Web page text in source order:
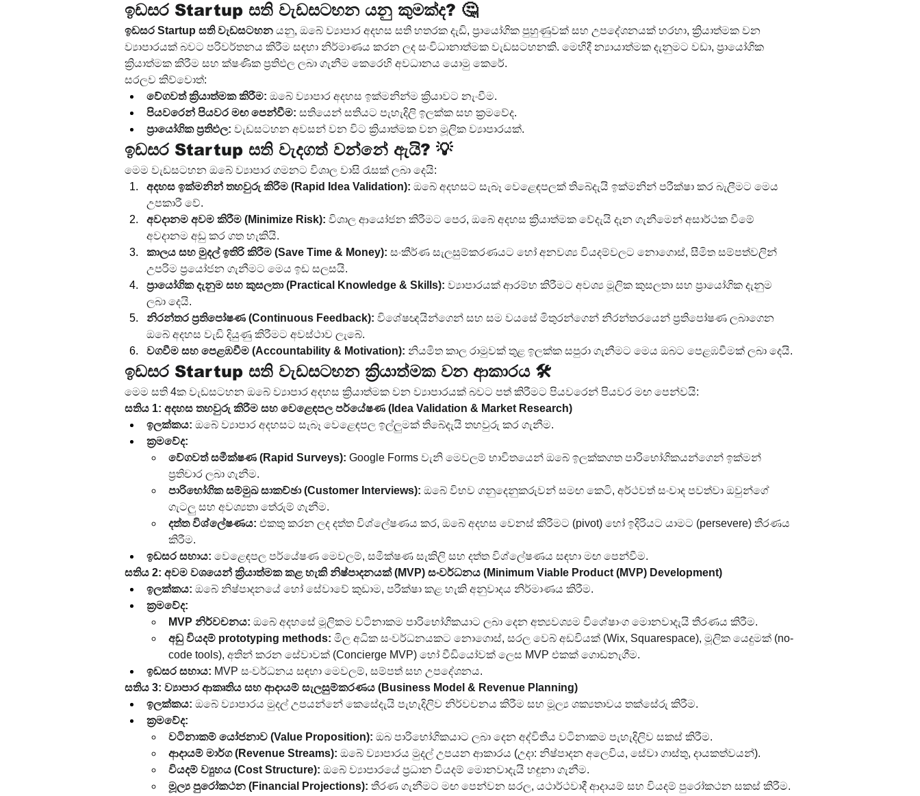
ඉඩසර Startup සති වැඩසටහන යනු කුමක්ද? 🤔
ඉඩසර Startup සති වැඩසටහන යනු, ඔබේ ව්‍යාපාර අදහස සති හතරක දැඩි, ප්‍රායෝගික පුහුණුවක් සහ උපදේශනයක් හරහා, ක්‍රියාත්මක වන
ව්‍යාපාරයක් බවට පරිවර්තනය කිරීම සඳහා නිර්මාණය කරන ලද සංවිධානාත්මක වැඩසටහනකි. මෙහිදී න්‍යායාත්මක දැනුමට වඩා, ප්‍රායෝගික
ක්‍රියාත්මක කිරීම සහ ක්ෂණික ප්‍රතිඵල ලබා ගැනීම කෙරෙහි අවධානය යොමු කෙරේ.
සරලව කිව්වොත්:
වේගවත් ක්‍රියාත්මක කිරීම: ඔබේ ව්‍යාපාර අදහස ඉක්මනින්ම ක්‍රියාවට නැංවීම.
පියවරෙන් පියවර මඟ පෙන්වීම: සතියෙන් සතියට පැහැදිලි ඉලක්ක සහ ක්‍රමවේද.
ප්‍රායෝගික ප්‍රතිඵල: වැඩසටහන අවසන් වන විට ක්‍රියාත්මක වන මූලික ව්‍යාපාරයක්.
ඉඩසර Startup සති වැදගත් වන්නේ ඇයි? 💡
මෙම වැඩසටහන ඔබේ ව්‍යාපාර ගමනට විශාල වාසි රැසක් ලබා දෙයි:
අදහස ඉක්මනින් තහවුරු කිරීම (Rapid Idea Validation): ඔබේ අදහසට සැබෑ වෙළෙඳපලක් තිබේදැයි ඉක්මනින් පරීක්ෂා කර බැලීමට මෙය
උපකාරී වේ.
අවදානම අවම කිරීම (Minimize Risk): විශාල ආයෝජන කිරීමට පෙර, ඔබේ අදහස ක්‍රියාත්මක වේදැයි දැන ගැනීමෙන් අසාර්ථක වීමේ
අවදානම අඩු කර ගත හැකියි.
කාලය සහ මුදල් ඉතිරි කිරීම (Save Time & Money): සංකීර්ණ සැලසුම්කරණයට හෝ අනවශ්‍ය වියදම්වලට නොගොස්, සීමිත සම්පත්වලින්
උපරිම ප්‍රයෝජන ගැනීමට මෙය ඉඩ සලසයි.
ප්‍රායෝගික දැනුම සහ කුසලතා (Practical Knowledge & Skills): ව්‍යාපාරයක් ආරම්භ කිරීමට අවශ්‍ය මූලික කුසලතා සහ ප්‍රායෝගික දැනුම
ලබා දෙයි.
නිරන්තර ප්‍රතිපෝෂණ (Continuous Feedback): විශේෂඥයින්ගෙන් සහ සම වයසේ මිතුරන්ගෙන් නිරන්තරයෙන් ප්‍රතිපෝෂණ ලබාගෙන
ඔබේ අදහස වැඩි දියුණු කිරීමට අවස්ථාව ලැබේ.
වගවීම සහ පෙළඹවීම (Accountability & Motivation): නියමිත කාල රාමුවක් තුළ ඉලක්ක සපුරා ගැනීමට මෙය ඔබට පෙළඹවීමක් ලබා දෙයි.
ඉඩසර Startup සති වැඩසටහන ක්‍රියාත්මක වන ආකාරය 🛠️
මෙම සති 4ක වැඩසටහන ඔබේ ව්‍යාපාර අදහස ක්‍රියාත්මක වන ව්‍යාපාරයක් බවට පත් කිරීමට පියවරෙන් පියවර මඟ පෙන්වයි:
සතිය 1: අදහස තහවුරු කිරීම සහ වෙළෙඳපල පර්යේෂණ (Idea Validation & Market Research)
ඉලක්කය: ඔබේ ව්‍යාපාර අදහසට සැබෑ වෙළෙඳපල ඉල්ලුමක් තිබේදැයි තහවුරු කර ගැනීම.
ක්‍රමවේද:
වේගවත් සමීක්ෂණ (Rapid Surveys): Google Forms වැනි මෙවලම් භාවිතයෙන් ඔබේ ඉලක්කගත පාරිභෝගිකයන්ගෙන් ඉක්මන්
ප්‍රතිචාර ලබා ගැනීම.
පාරිභෝගික සම්මුඛ සාකච්ඡා (Customer Interviews): ඔබේ විභව ගනුදෙනුකරුවන් සමඟ කෙටි, අර්ථවත් සංවාද පවත්වා ඔවුන්ගේ
ගැටලු සහ අවශ්‍යතා තේරුම් ගැනීම.
දත්ත විශ්ලේෂණය: එකතු කරන ලද දත්ත විශ්ලේෂණය කර, ඔබේ අදහස වෙනස් කිරීමට (pivot) හෝ ඉදිරියට යාමට (persevere) තීරණය
කිරීම.
ඉඩසර සහාය: වෙළෙඳපල පර්යේෂණ මෙවලම්, සමීක්ෂණ සැකිලි සහ දත්ත විශ්ලේෂණය සඳහා මඟ පෙන්වීම.
සතිය 2: අවම වශයෙන් ක්‍රියාත්මක කළ හැකි නිෂ්පාදනයක් (MVP) සංවර්ධනය (Minimum Viable Product (MVP) Development)
ඉලක්කය: ඔබේ නිෂ්පාදනයේ හෝ සේවාවේ කුඩාම, පරීක්ෂා කළ හැකි අනුවාදය නිර්මාණය කිරීම.
ක්‍රමවේද:
MVP නිර්වචනය: ඔබේ අදහසේ මූලිකම වටිනාකම පාරිභෝගිකයාට ලබා දෙන අත්‍යවශ්‍යම විශේෂාංග මොනවාදැයි තීරණය කිරීම.
අඩු වියදම් prototyping methods: මිල අධික සංවර්ධනයකට නොගොස්, සරල වෙබ් අඩවියක් (Wix, Squarespace), මූලික යෙදුමක් (no-
code tools), අතින් කරන සේවාවක් (Concierge MVP) හෝ වීඩියෝවක් ලෙස MVP එකක් ගොඩනැගීම.
ඉඩසර සහාය: MVP සංවර්ධනය සඳහා මෙවලම්, සම්පත් සහ උපදේශනය.
සතිය 3: ව්‍යාපාර ආකෘතිය සහ ආදායම් සැලසුම්කරණය (Business Model & Revenue Planning)
ඉලක්කය: ඔබේ ව්‍යාපාරය මුදල් උපයන්නේ කෙසේදැයි පැහැදිලිව නිර්වචනය කිරීම සහ මූල්‍ය ශක්‍යතාවය තක්සේරු කිරීම.
ක්‍රමවේද:
වටිනාකම් යෝජනාව (Value Proposition): ඔබ පාරිභෝගිකයාට ලබා දෙන අද්විතීය වටිනාකම පැහැදිලිව සකස් කිරීම.
ආදායම් මාර්ග (Revenue Streams): ඔබේ ව්‍යාපාරය මුදල් උපයන ආකාරය (උදා: නිෂ්පාදන අලෙවිය, සේවා ගාස්තු, දායකත්වයන්).
වියදම් ව්‍යුහය (Cost Structure): ඔබේ ව්‍යාපාරයේ ප්‍රධාන වියදම් මොනවාදැයි හඳුනා ගැනීම.
මූල්‍ය පුරෝකථන (Financial Projections): තීරණ ගැනීමට මඟ පෙන්වන සරල, යථාර්ථවාදී ආදායම් සහ වියදම් පුරෝකථන සකස් කිරීම.